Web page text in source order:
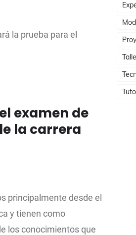
la prueba para el
examen de
la carrera
principalmente desde el
y tienen como
los conocimientos que